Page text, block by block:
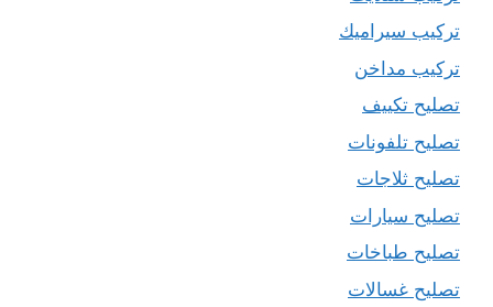
تركيب سيراميك
تركيب مداخن
تصليح تكييف
تصليح تلفونات
تصليح ثلاجات
تصليح سيارات
تصليح طباخات
تصليح غسالات